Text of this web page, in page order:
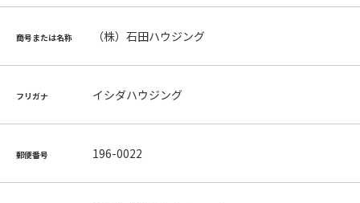
商号または名称 （株）石田ハウジング
フリガナ イシダハウジング
郵便番号 196-0022